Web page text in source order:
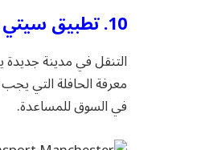
10. تطبيق سيتي مابر – Citymapper
التنقل في مدينة جديدة
معرفة الحافلة التي
في السوق للمساعدة.